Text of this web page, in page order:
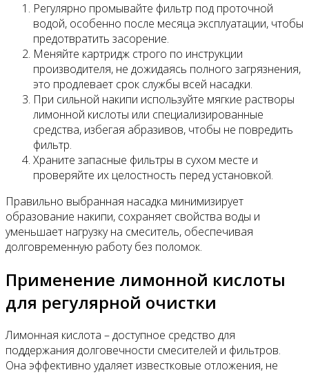
Регулярно промывайте фильтр под проточной
водой, особенно после месяца эксплуатации, чтобы
предотвратить засорение.
Меняйте картридж строго по инструкции
производителя, не дожидаясь полного загрязнения,
это продлевает срок службы всей насадки.
При сильной накипи используйте мягкие растворы
лимонной кислоты или специализированные
средства, избегая абразивов, чтобы не повредить
фильтр.
Храните запасные фильтры в сухом месте и
проверяйте их целостность перед установкой.
Правильно выбранная насадка минимизирует
образование накипи, сохраняет свойства воды и
уменьшает нагрузку на смеситель, обеспечивая
долговременную работу без поломок.
Применение лимонной кислоты
для регулярной очистки
Лимонная кислота – доступное средство для
поддержания долговечности смесителей и фильтров.
Она эффективно удаляет известковые отложения, не